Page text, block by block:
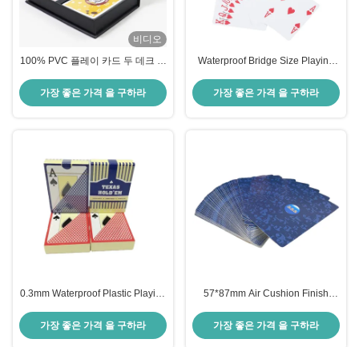
비디오
100% PVC 플레이 카드 두 데크 세
가장 좋은 가격 을 구하라
Waterproof Bridge Size Playing
가장 좋은 가격 을 구하라
0.3mm Waterproof Plastic Playing
가장 좋은 가격 을 구하라
57*87mm Air Cushion Finish
가장 좋은 가격 을 구하라